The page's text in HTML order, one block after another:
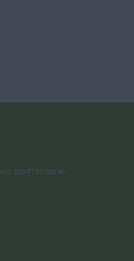
zastrzeżone.